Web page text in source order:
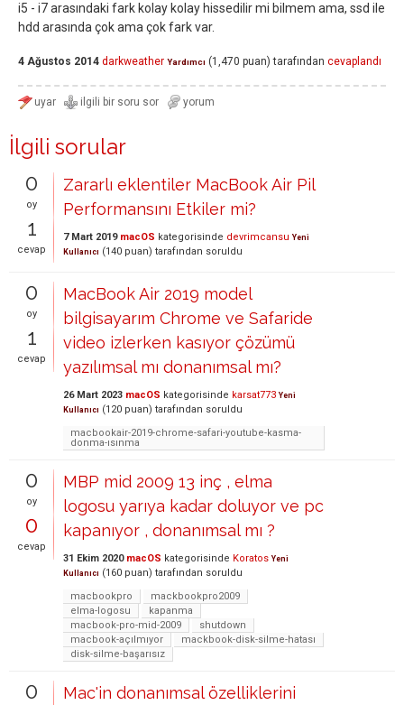
i5 - i7 arasındaki fark kolay kolay hissedilir mi bilmem ama, ssd ile
hdd arasında çok ama çok fark var.
4 Ağustos 2014 darkweather Yardımcı (1,470 puan) tarafından cevaplandı
İlgili sorular
0
oy
1
cevap
Zararlı eklentiler MacBook Air Pil
Performansını Etkiler mi?
7 Mart 2019 macOS kategorisinde devrimcansu Yeni
Kullanıcı (140 puan) tarafından soruldu
0
oy
1
cevap
MacBook Air 2019 model
bilgisayarım Chrome ve Safaride
video izlerken kasıyor çözümü
yazılımsal mı donanımsal mı?
26 Mart 2023 macOS kategorisinde karsat773 Yeni
Kullanıcı (120 puan) tarafından soruldu
macbookair-2019-chrome-safari-youtube-kasma-
donma-ısınma
0
oy
0
cevap
MBP mid 2009 13 inç , elma
logosu yarıya kadar doluyor ve pc
kapanıyor , donanımsal mı ?
31 Ekim 2020 macOS kategorisinde Koratos Yeni
Kullanıcı (160 puan) tarafından soruldu
macbookpro
mackbookpro2009
elma-logosu
kapanma
macbook-pro-mid-2009
shutdown
macbook-açılmıyor
mackbook-disk-silme-hatası
disk-silme-başarısız
0
Mac'in donanımsal özelliklerini